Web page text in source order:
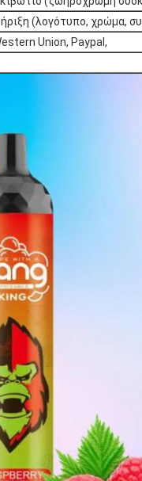
(λογότυπο, χρώμα,
Union, Paypal,